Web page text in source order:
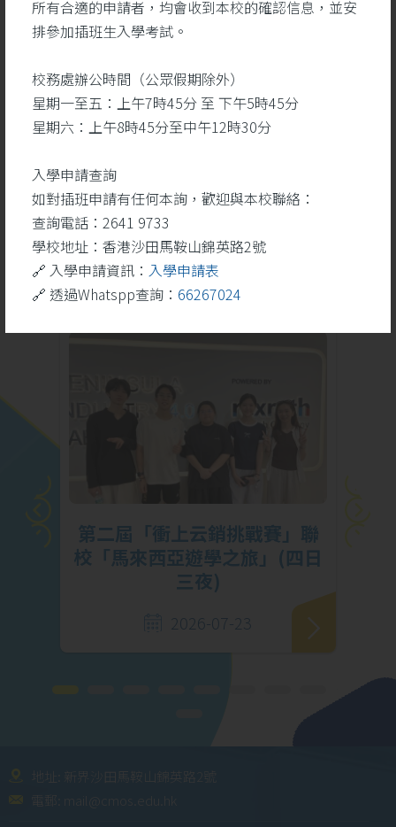
聖詠團於藝韻盃2026奪
一等奬
學校活動
第二屆「衝上云銷挑戰賽」聯
校「馬來西亞遊學之旅」(四日
三夜)
2026-07-23
所有合適的申請者，均會收到本校的確認信息，並安
排參加插班生入學考試。
校務處辦公時間（公眾假期除外）
星期一至五：上午7時45分 至 下午5時45分
星期六：上午8時45分至中午12時30分
入學申請查詢
如對插班申請有任何本詢，歡迎與本校聯絡：
查詢電話：2641 9733
學校地址：香港沙田馬鞍山錦英路2號
🔗 入學申請資訊： 入學申請表
🔗 透過Whatspp查詢： 66267024